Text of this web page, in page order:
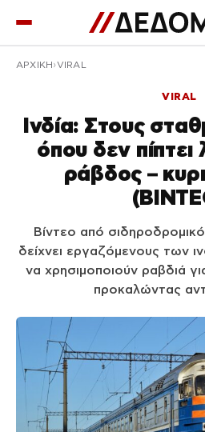
ΑΡΧΙΚΉ VIRAL
VIRAL
Ινδία: Στους
όπου δεν πίπτει
ράβδος –
Βίντεο από
δείχνει εργαζόμενους των
να χρησιμοποιούν ραβδιά
προκαλώντας